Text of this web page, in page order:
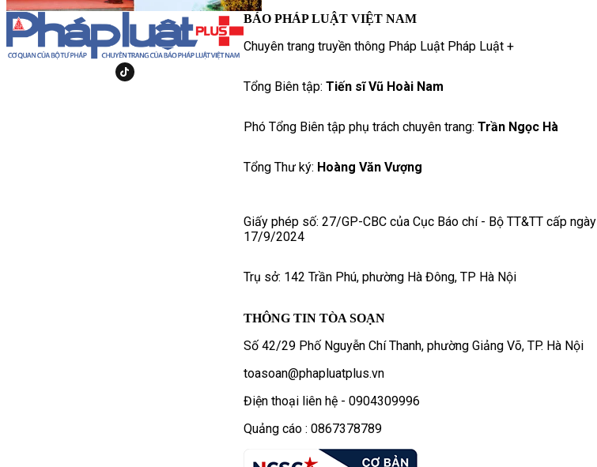
BÁO PHÁP LUẬT VIỆT NAM
Chuyên trang truyền thông Pháp Luật Pháp Luật +
Tổng Biên tập: Tiến sĩ Vũ Hoài Nam
Phó Tổng Biên tập phụ trách chuyên trang: Trần Ngọc Hà
Tổng Thư ký: Hoàng Văn Vượng
Giấy phép số: 27/GP-CBC của Cục Báo chí - Bộ TT&TT cấp ngày
17/9/2024
Trụ sở: 142 Trần Phú, phường Hà Đông, TP Hà Nội
THÔNG TIN TÒA SOẠN
Số 42/29 Phố Nguyễn Chí Thanh, phường Giảng Võ, TP. Hà Nội
toasoan@phapluatplus.vn
Điện thoại liên hệ - 0904309996
Quảng cáo : 0867378789